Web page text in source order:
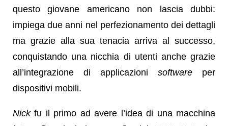
questo giovane americano non lascia dubbi:
impiega due anni nel perfezionamento dei dettagli
ma grazie alla sua tenacia arriva al successo,
conquistando una nicchia di utenti anche grazie
all’integrazione di applicazioni software per
dispositivi mobili.
Nickfu il primo ad avere l’idea di una macchina